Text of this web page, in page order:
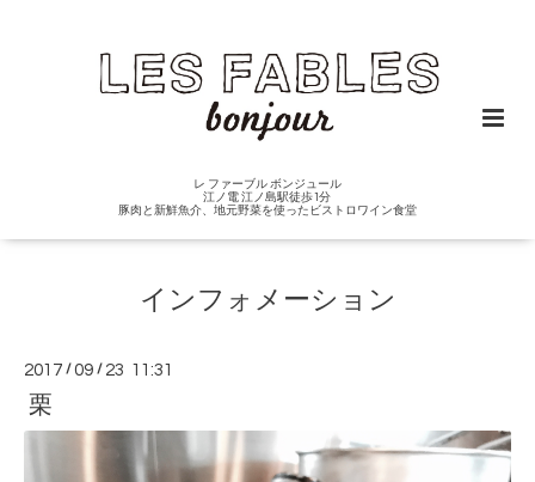
レ ファーブル ボンジュール
江ノ電 江ノ島駅徒歩1分
豚肉と新鮮魚介、地元野菜を使ったビストロワイン食堂
インフォメーション
2017 /09 / 23 11:31
栗